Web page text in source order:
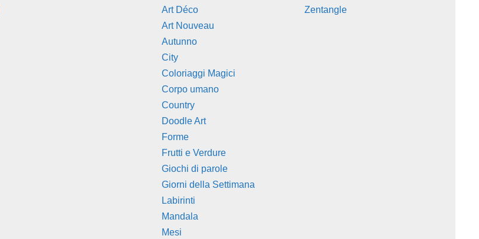
Art Déco
Art Nouveau
Autunno
City
Coloriaggi Magici
Corpo umano
Country
Doodle Art
Forme
Frutti e Verdure
Giochi di parole
Giorni della Settimana
Labirinti
Mandala
Mesi
Zentangle